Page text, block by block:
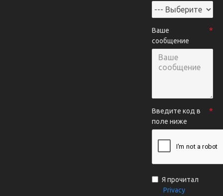
Ваше
сообщение
Введите код в
поле ниже
Я прочитал
Privacy